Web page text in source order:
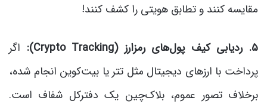
مقایسه کنند و تطابق هویتی را کشف کنند!
۵. ردیابی کیف پول‌های رمزارز ( Crypto Tracking
): اگر
پرداخت با ارزهای دیجیتال مثل تتر یا بیت‌کوین انجام شده،
برخلاف تصور عموم، بلاک‌چین یک دفترکل شفاف است.